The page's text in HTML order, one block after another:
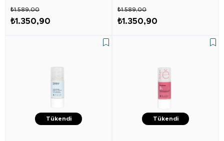
₺1.350,90
₺1.589,00
₺1.350,90
₺1.589,00
Tükendi Tükendi